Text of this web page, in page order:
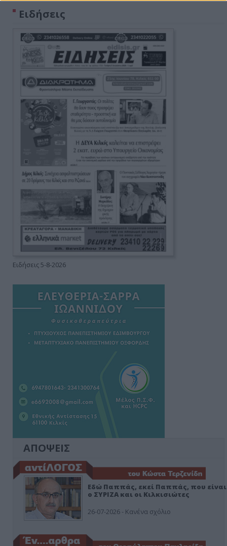
Ειδήσεις
Ειδήσεις 5-8-2026
ΑΠΟΨΕΙΣ
Εδώ Παππάς, εκεί Παππάς, που είναι
ο ΣΥΡΙΖΑ και οι Κιλκισιώτες
26-07-2026 - Κανένα σχόλιο